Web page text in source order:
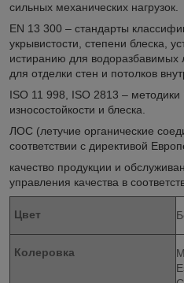
сильных механических нагрузок.
EN 13 300 – стандарты
укрывистости, степени блеска,
истиранию для водоразбавимых
для отделки стен и потолков
ISO 11 998, ISO 2813 –
износостойкости и блеска.
ЛОС (летучие органические
соответствии с директивой
качество продукции и
управления качества в
Цвет
Колеровка